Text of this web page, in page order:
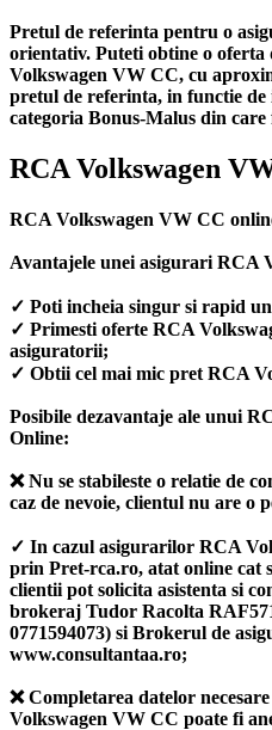
Pretul de referinta pentru o
orientativ. Puteti obtine o
Volkswagen VW CC, cu
pretul de referinta, in functie
categoria Bonus-Malus din care
RCA Volkswagen
RCA Volkswagen VW CC
Avantajele unei asigurari RCA
✓ Poti incheia singur si rapid
✓ Primesti oferte RCA
asiguratorii;
✓ Obtii cel mai mic pret RCA
Posibile dezavantaje ale unui
Online:
❌ Nu se stabileste o relatie de
caz de nevoie, clientul nu are o
✓ In cazul asigurarilor RCA
prin Pret-rca.ro, atat online
clientii pot solicita asistenta si
brokeraj Tudor Racolta
0771594073) si Brokerul de
www.consultantaa.ro;
❌ Completarea datelor
Volkswagen VW CC poate fi